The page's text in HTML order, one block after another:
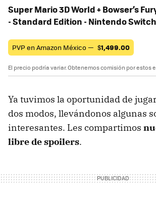
Super Mario 3D World + Bowser’s
- Standard Edition - Nintendo Switch
PVP en Amazon México — $1,499.00
El precio podría variar. Obtenemos comisión por estos
Ya tuvimos la oportunidad de
dos modos, llevándonos algunas
interesantes. Les compartimos
libre de spoilers.